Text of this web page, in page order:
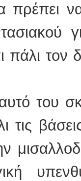
πρέπει
πάλι τον
του
τις